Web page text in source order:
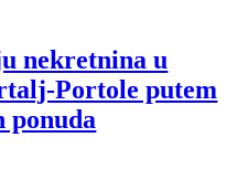
nekretnina u
Portole putem
ponuda